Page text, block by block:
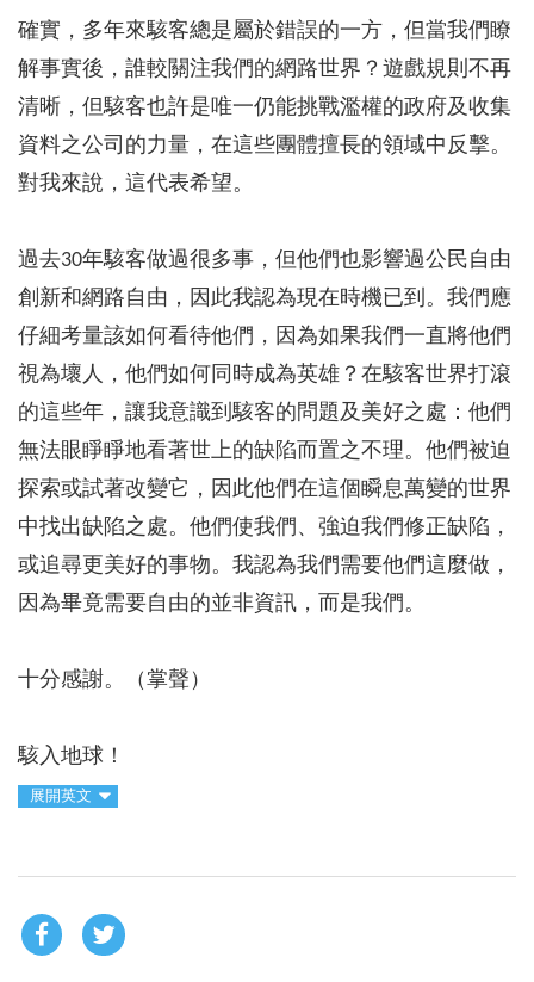
確實，多年來駭客總是屬於錯誤的一方，但當我們瞭
解事實後，誰較關注我們的網路世界？遊戲規則不再
清晰，但駭客也許是唯一仍能挑戰濫權的政府及收集
資料之公司的力量，在這些團體擅長的領域中反擊。
對我來說，這代表希望。
過去30年駭客做過很多事，但他們也影響過公民自由
創新和網路自由，因此我認為現在時機已到。我們應
仔細考量該如何看待他們，因為如果我們一直將他們
視為壞人，他們如何同時成為英雄？在駭客世界打滾
的這些年，讓我意識到駭客的問題及美好之處：他們
無法眼睜睜地看著世上的缺陷而置之不理。他們被迫
探索或試著改變它，因此他們在這個瞬息萬變的世界
中找出缺陷之處。他們使我們、強迫我們修正缺陷，
或追尋更美好的事物。我認為我們需要他們這麼做，
因為畢竟需要自由的並非資訊，而是我們。
十分感謝。（掌聲）
駭入地球！
展開英文